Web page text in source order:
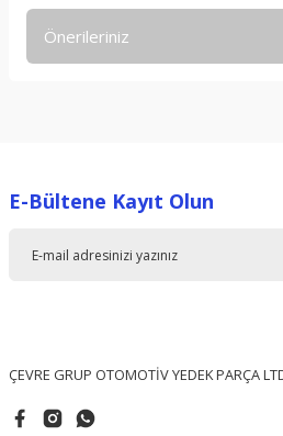
Önerileriniz
Ürün resmi kalitesiz, bozuk veya
E-Bültene Kayıt Olun
ÇEVRE GRUP OTOMOTİV YEDEK PARÇA